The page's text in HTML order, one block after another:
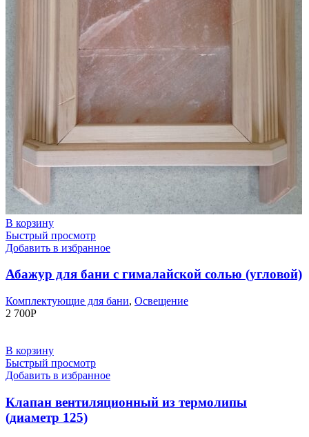
В корзину
Быстрый просмотр
Добавить в избранное
Абажур для бани с гималайской солью (угловой)
Комплектующие для бани, Освещение
2 700Р
В корзину
Быстрый просмотр
Добавить в избранное
Клапан вентиляционный из термолипы
(диаметр 125)